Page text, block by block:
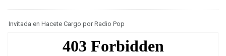
Invitada en Hacete Cargo por Radio Pop